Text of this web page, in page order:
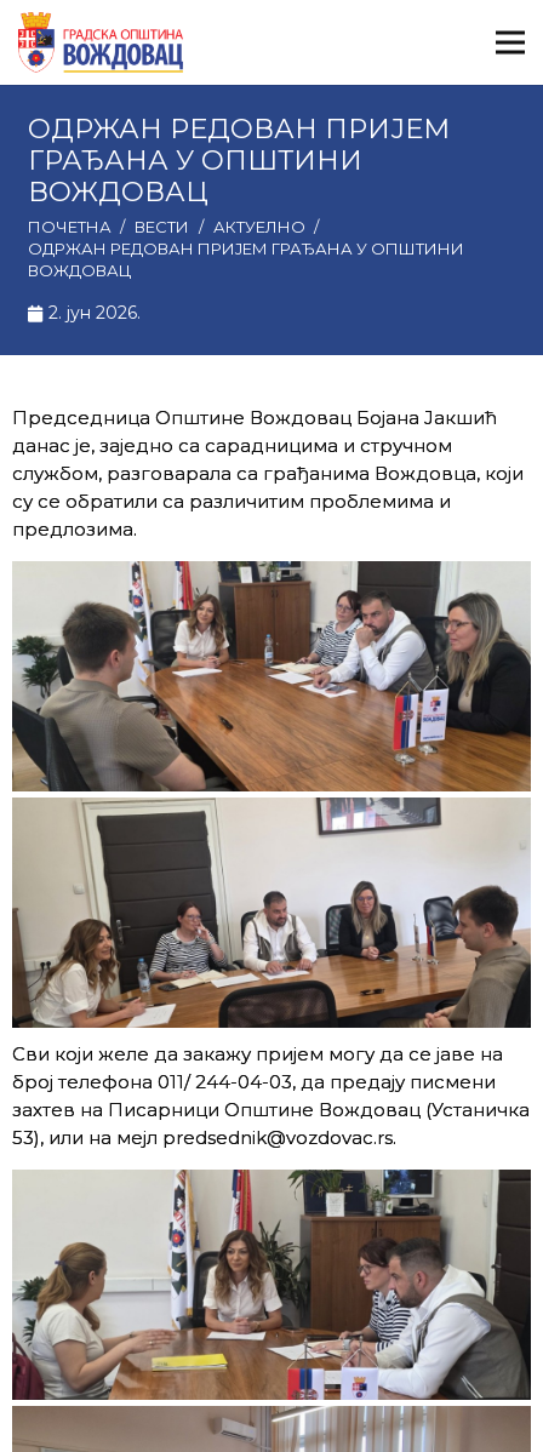
ОДРЖАН РЕДОВАН ПРИЈЕМ
ГРАЂАНА У ОПШТИНИ
ВОЖДОВАЦ
ПОЧЕТНА / ВЕСТИ / АКТУЕЛНО /
ОДРЖАН РЕДОВАН ПРИЈЕМ ГРАЂАНА У ОПШТИНИ
ВОЖДОВАЦ
2. јун 2026.
Председница Општине Вождовац Бојана Јакшић
данас је, заједно са сарадницима и стручном
службом, разговарала са грађанима Вождовца, који
су се обратили са различитим проблемима и
предлозима.
Сви који желе да закажу пријем могу да се јаве на
број телефона 011/ 244-04-03, да предају писмени
захтев на Писарници Општине Вождовац (Устаничка
53), или на мејл predsednik@vozdovac.rs.